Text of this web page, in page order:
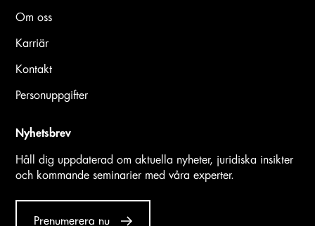
Om oss
Karriär
Kontakt
Personuppgifter
Nyhetsbrev
Håll dig uppdaterad om aktuella nyheter, juridiska insikter
och kommande seminarier med våra experter.
Prenumerera nu